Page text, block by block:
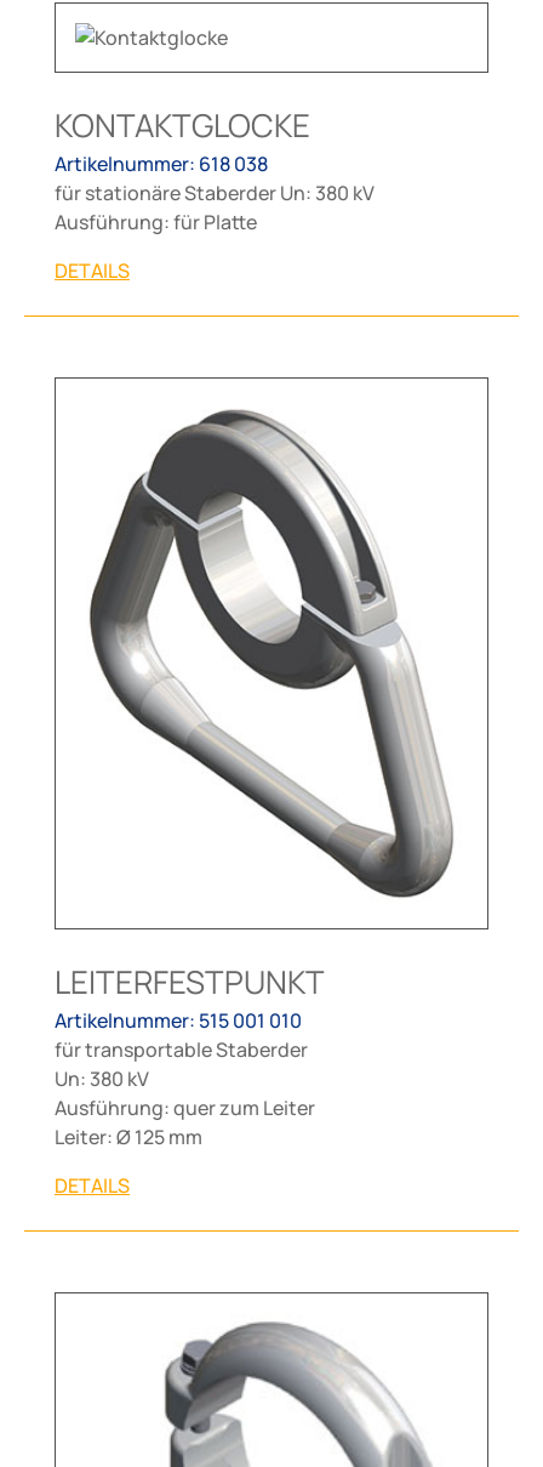
KONTAKTGLOCKE
Artikelnummer: 618 038
für stationäre Staberder Un: 380 kV
Ausführung: für Platte
DETAILS
LEITERFESTPUNKT
Artikelnummer: 515 001 010
für transportable Staberder
Un: 380 kV
Ausführung: quer zum Leiter
Leiter: Ø 125 mm
DETAILS